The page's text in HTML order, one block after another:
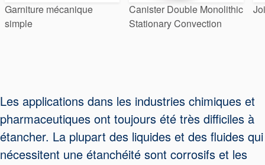
neuf des
Garniture mécanique
simple
Canister Double Monolithic
Stationary Convection
Les applications dans les industries chimiques et
pharmaceutiques ont toujours été très difficiles à
étancher. La plupart des liquides et des fluides qui
nécessitent une étanchéité sont corrosifs et les